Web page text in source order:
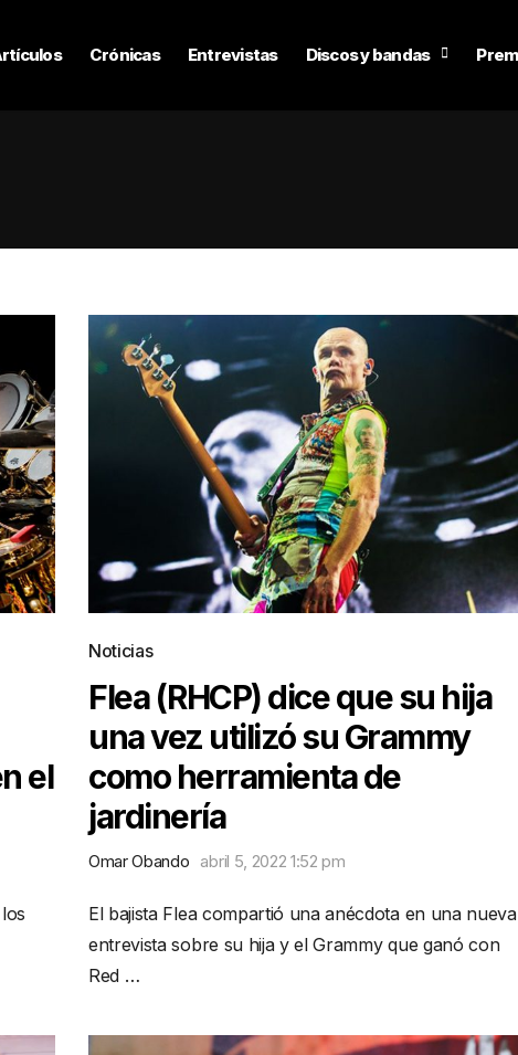
Crónicas Entrevistas Discos y bandas
el
Noticias
Flea (RHCP) dice que su hija
una vez utilizó su Grammy
como herramienta de
jardinería
Omar Obando abril 5, 2022 1:52 pm
El bajista Flea compartió una anécdota en una nueva
entrevista sobre su hija y el Grammy que ganó con
Red …